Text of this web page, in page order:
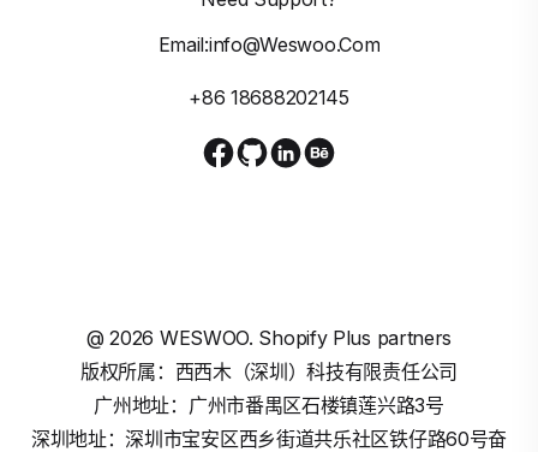
Email:info@weswoo.com
+86 18688202145
@2026 WESWOO. Shopify Plus partners
版权所属：西西木（深圳）科技有限责任公司
广州地址：广州市番禺区石楼镇莲兴路3号
深圳地址：深圳市宝安区西乡街道共乐社区铁仔路60号奋